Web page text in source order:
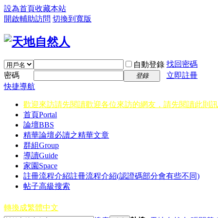
設為首頁收藏本站
開啟輔助訪問 切換到寬版
自動登錄 找回密碼
密碼
登錄
立即註冊
快捷導航
歡迎來訪請先閱讀歡迎各位來訪的網友，請先閱讀此則
首頁Portal
論壇BBS
精華論壇必讀之精華文章
群組Group
導讀Guide
家園 Space
註冊流程介紹註冊流程介紹(認證碼部分會有些不同)
帖子高級搜索
轉換成繁體中文